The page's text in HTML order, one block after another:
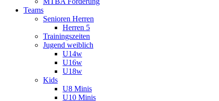
Teams
Senioren Herren
Herren 5
Trainingszeiten
Jugend weiblich
U14w
U16w
U18w
Kids
U8 Minis
U10 Minis